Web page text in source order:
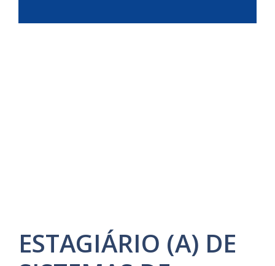
ESTAGIÁRIO (A) DE